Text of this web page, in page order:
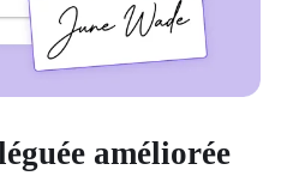
améliorée